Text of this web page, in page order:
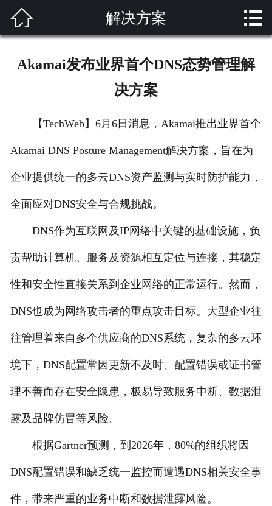
成功案例
客户留言
联系我们
 解决方案 
Akamai发布业界首个DNS态势管理解
决方案
【TechWeb】6月6日消息，Akamai推出业界首个
Akamai DNS Posture Management解决方案，旨在为
企业提供统一的多云DNS资产监测与实时防护能力，
全面应对DNS安全与合规挑战。
DNS作为互联网及IP网络中关键的基础设施，负
责帮助计算机、服务及资源相互定位与连接，其稳定
性和安全性直接关系到企业网络的正常运行。然而，
DNS也成为网络攻击者的重点攻击目标。大型企业往
往管理着来自多个供应商的DNS系统，复杂的多云环
境下，DNS配置常因更新不及时、配置错误或证书管
理不善而存在安全隐患，极易导致服务中断、数据泄
露及品牌仿冒等风险。
根据Gartner预测，到2026年，80%的组织将因
DNS配置错误和缺乏统一监控而遭遇DNS相关安全事
件，带来严重的业务中断和数据泄露风险。